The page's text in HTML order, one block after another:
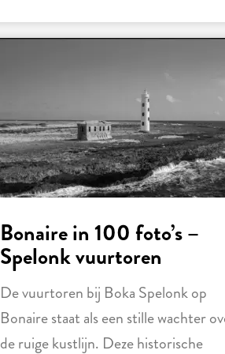
Bonaire in 100 foto’s –
Spelonk vuurtoren
De vuurtoren bij Boka Spelonk op
Bonaire staat als een stille wachter
de ruige kustlijn. Deze historische